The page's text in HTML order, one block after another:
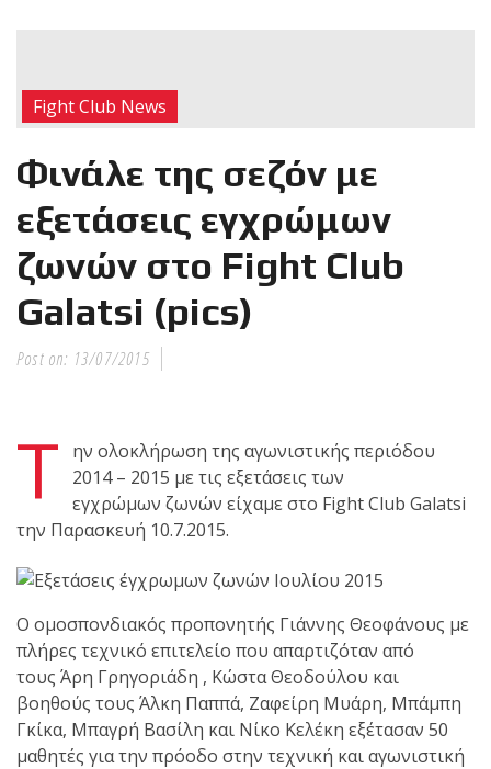
Η Αντωνία
Πρίφτη στο
και πιο
αγώνα της καριέρας της,
διεκδικεί τον 6ο
παγκόσμιο τίτλο της
απέναντι στην Phetjeeja
για το ONE Atomweight
Kickboxing World
Νέα
επίσημα T-
shirts του
Ιωάννη
με την υποστήριξη της
Sejoy Hellas.
Οι αθλητές
του Fight
Club Galatsi
Fight Club News
Φινάλε της σεζόν με
εξετάσεις εγχρώμων
ζωνών στο Fight Club
Galatsi (pics)
Post on: 13/07/2015
Τ
ην ολοκλήρωση της αγωνιστικής περιόδου
2014 – 2015 με τις εξετάσεις των
εγχρώμων ζωνών είχαμε στο Fight Club Galatsi
την Παρασκευή 10.7.2015.
Ο ομοσπονδιακός προπονητής Γιάννης Θεοφάνους με
πλήρες τεχνικό επιτελείο που απαρτιζόταν από
τους Άρη Γρηγοριάδη , Κώστα Θεοδούλου και
βοηθούς τους Άλκη Παππά, Ζαφείρη Μυάρη, Μπάμπη
Γκίκα, Μπαγρή Βασίλη και Νίκο Κελέκη εξέτασαν 50
μαθητές για την πρόοδο στην τεχνική και αγωνιστική